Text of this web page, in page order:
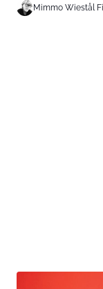
Mimmo Wiestål